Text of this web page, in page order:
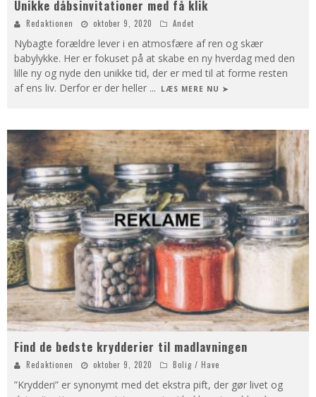
Unikke dåbsinvitationer med få klik
Redaktionen oktober 9, 2020 Andet
Nybagte forældre lever i en atmosfære af ren og skær
babylykke. Her er fokuset på at skabe en ny hverdag med den
lille ny og nyde den unikke tid, der er med til at forme resten
af ens liv. Derfor er der heller ... LÆS MERE NU ➤
Find de bedste krydderier til madlavningen
Redaktionen oktober 9, 2020 Bolig / Have
”Krydderi” er synonymt med det ekstra pift, der gør livet og